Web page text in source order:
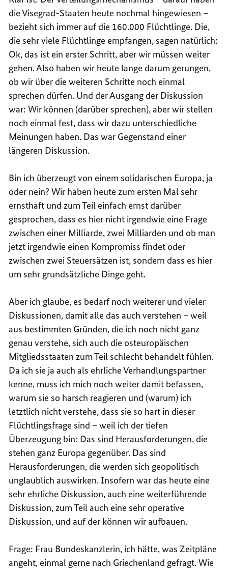
die Visegrad-Staaten heute nochmal hingewiesen –
bezieht sich immer auf die 160.000 Flüchtlinge. Die,
die sehr viele Flüchtlinge empfangen, sagen natürlich:
Ok, das ist ein erster Schritt, aber wir müssen weiter
gehen. Also haben wir heute lange darum gerungen,
ob wir über die weiteren Schritte noch einmal
sprechen dürfen. Und der Ausgang der Diskussion
war: Wir können (darüber sprechen), aber wir stellen
noch einmal fest, dass wir dazu unterschiedliche
Meinungen haben. Das war Gegenstand einer
längeren Diskussion.
Bin ich überzeugt von einem solidarischen Europa, ja
oder nein? Wir haben heute zum ersten Mal sehr
ernsthaft und zum Teil einfach ernst darüber
gesprochen, dass es hier nicht irgendwie eine Frage
zwischen einer Milliarde, zwei Milliarden und ob man
jetzt irgendwie einen Kompromiss findet oder
zwischen zwei Steuersätzen ist, sondern dass es hier
um sehr grundsätzliche Dinge geht.
Aber ich glaube, es bedarf noch weiterer und vieler
Diskussionen, damit alle das auch verstehen – weil
aus bestimmten Gründen, die ich noch nicht ganz
genau verstehe, sich auch die osteuropäischen
Mitgliedsstaaten zum Teil schlecht behandelt fühlen.
Da ich sie ja auch als ehrliche Verhandlungspartner
kenne, muss ich mich noch weiter damit befassen,
warum sie so harsch reagieren und (warum) ich
letztlich nicht verstehe, dass sie so hart in dieser
Flüchtlingsfrage sind – weil ich der tiefen
Überzeugung bin: Das sind Herausforderungen, die
stehen ganz Europa gegenüber. Das sind
Herausforderungen, die werden sich geopolitisch
unglaublich auswirken. Insofern war das heute eine
sehr ehrliche Diskussion, auch eine weiterführende
Diskussion, zum Teil auch eine sehr operative
Diskussion, und auf der können wir aufbauen.
Frage: Frau Bundeskanzlerin, ich hätte, was Zeitpläne
angeht, einmal gerne nach Griechenland gefragt. Wie